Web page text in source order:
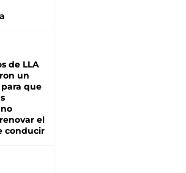
de LLA
un
que
el
conducir